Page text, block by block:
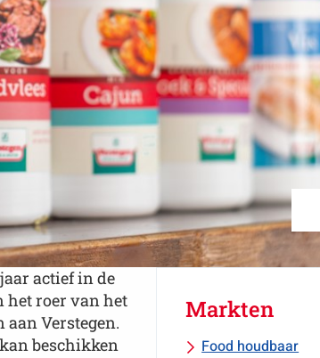
actief in de
het roer van het
Verstegen.
beschikken
Markten
Food houdbaar